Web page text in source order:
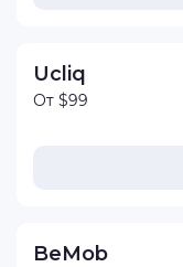
Ucliq
От $99
BeMob